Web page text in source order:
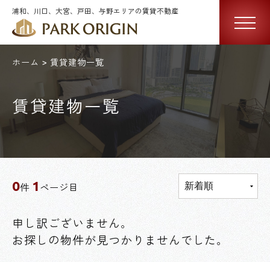
浦和、川口、大宮、戸田、与野エリアの賃貸不動産
ホーム 賃貸建物一覧
賃貸建物一覧
0件 1 ページ目
申し訳ございません。
お探しの物件が見つかりませんでした。